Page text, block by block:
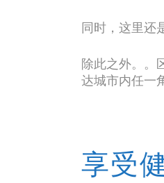
同时，这里还
除此之外。。
达城市内任一
享受